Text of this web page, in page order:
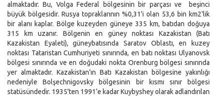
almaktadır. Bu, Volga Federal bölgesinin bir parçası ve beşinci
büyük bölgesidir. Rusya topraklarının %0,31'i olan 53,6 bin km2'lik
bir alanı kaplar. Bölge kuzeyden güneye 335 km, batıdan doğuya
315 km uzanır. Bölgenin en güney noktası Kazakistan (Batı
Kazakistan Eyaleti), güneybatısında Saratov Oblastı, en kuzey
noktası Tataristan Cumhuriyeti sınırında, en batı noktası Ulyanovsk
bölgesi sınırında ve en doğudaki nokta Orenburg bölgesi sınırında
yer almaktadır. Kazakistan’ın Batı Kazakistan bölgesine yakınlığı
nedeniyle Bolşechnigovsky bölgesinin bir kısmı sınır bölgesi
statüsündedir. 1935’ten 1991’e kadar Kuybyshey olarak adlandırılan